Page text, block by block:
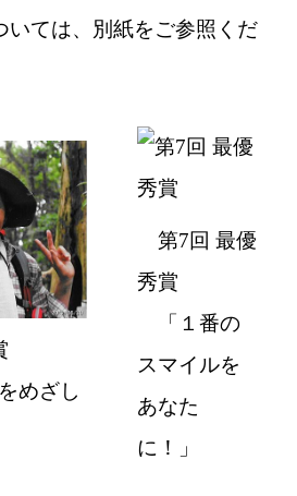
いては、別紙をご参照くだ
めざし
第7回 最優
秀賞
「１番の
スマイルを
あなた
に！」